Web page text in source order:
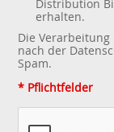
Distribution
erhalten.
Die
nach der
Spam.
* Pflichtfelder